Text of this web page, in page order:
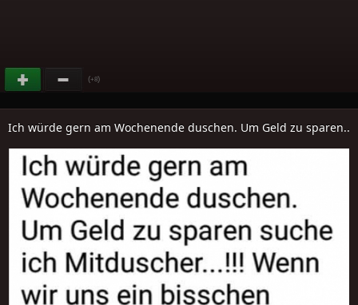
(+8)
Ich würde gern am Wochenende duschen. Um Geld zu sparen..